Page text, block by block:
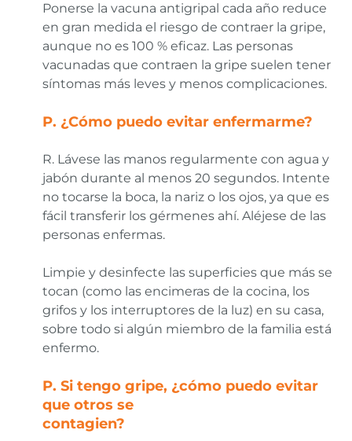
Ponerse la vacuna antigripal cada año reduce
en gran medida el riesgo de contraer la gripe,
aunque no es 100 % eficaz. Las personas
vacunadas que contraen la gripe suelen tener
síntomas más leves y menos complicaciones.
P. ¿Cómo puedo evitar enfermarme?
R. Lávese las manos regularmente con agua y
jabón durante al menos 20 segundos. Intente
no tocarse la boca, la nariz o los ojos, ya que es
fácil transferir los gérmenes ahí. Aléjese de las
personas enfermas.
Limpie y desinfecte las superficies que más se
tocan (como las encimeras de la cocina, los
grifos y los interruptores de la luz) en su casa,
sobre todo si algún miembro de la familia está
enfermo.
P. Si tengo gripe, ¿cómo puedo evitar
que otros se
contagien?